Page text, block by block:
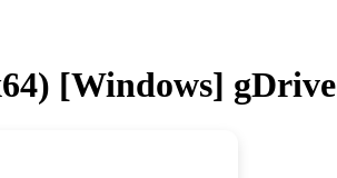
[Windows] gDrive